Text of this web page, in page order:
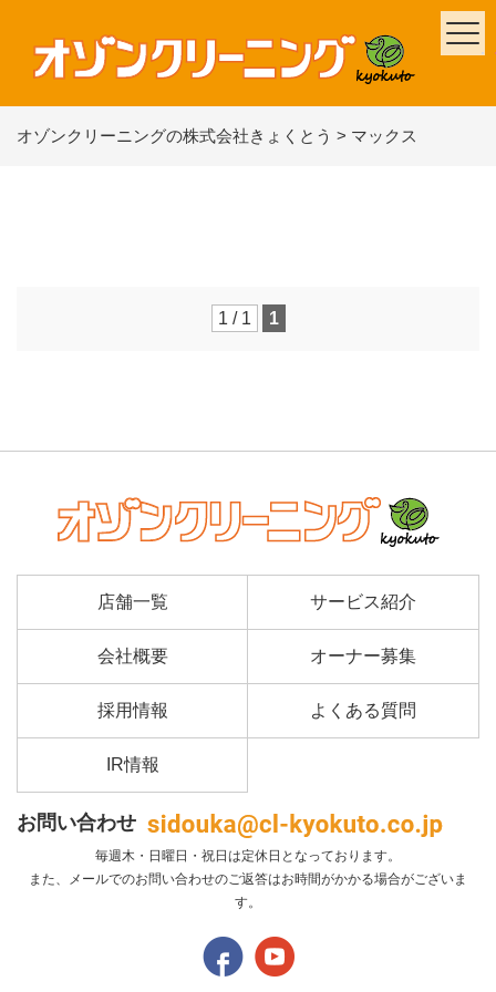
オゾンクリーニングの株式会社きょくとう > マックス
1 / 1 1
店舗一覧 サービス紹介
会社概要 オーナー募集
採用情報 よくある質問
IR情報
お問い合わせ
毎週木・日曜日・祝日は定休日となっております。
また、メールでのお問い合わせのご返答はお時間がかかる場合がございま
す。